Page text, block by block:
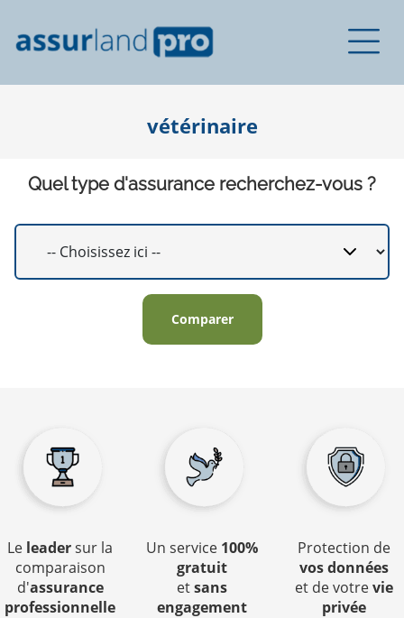
vétérinaire
Quel type d'assurance recherchez-vous ?
Le leadersur la
comparaison
d'assurance
professionnelle
Un service 100%
gratuit
etsans
engagement
Protection de
vos données
et de votrevie
privée